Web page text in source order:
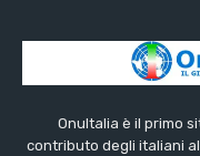
OnuItalia è il primo
contributo degli italiani